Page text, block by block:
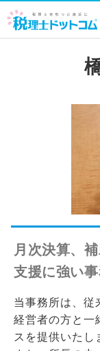
月次決算、
支援に強い
当事務所は、従
経営者の方と一
スを提供いたし